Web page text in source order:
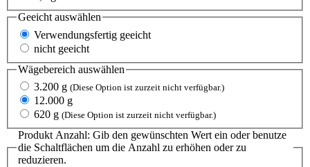
Geeicht auswählen
Verwendungsfertig geeicht
nicht geeicht
Wägebereich auswählen
3.200 g (Diese Option ist zurzeit nicht verfügbar.)
12.000 g
620 g (Diese Option ist zurzeit nicht verfügbar.)
Produkt Anzahl: Gib den gewünschten Wert ein oder benutze
die Schaltflächen um die Anzahl zu erhöhen oder zu
reduzieren.